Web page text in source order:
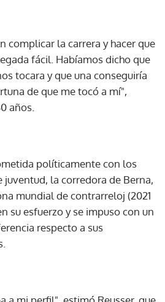
complicar la carrera y hacer que
fácil. Habíamos dicho que
tocara y que una conseguiría
de que me tocó a mí",
años.
políticamente con los
juventud, la corredora de Berna,
mundial de contrarreloj (2021
su esfuerzo y se impuso con un
respecto a sus